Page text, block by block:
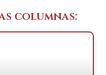
columnas: